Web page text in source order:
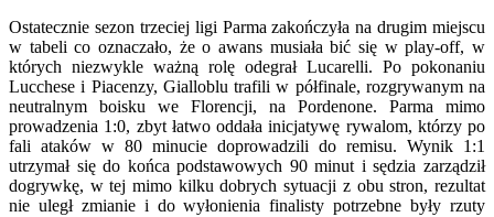
Ostatecznie sezon trzeciej ligi Parma zakończyła na drugim miejscu
w tabeli co oznaczało, że o awans musiała bić się w play-off, w
których niezwykle ważną rolę odegrał Lucarelli. Po pokonaniu
Lucchese i Piacenzy, Gialloblu trafili w półfinale, rozgrywanym na
neutralnym boisku we Florencji, na Pordenone. Parma mimo
prowadzenia 1:0, zbyt łatwo oddała inicjatywę rywalom, którzy po
fali ataków w 80 minucie doprowadzili do remisu. Wynik 1:1
utrzymał się do końca podstawowych 90 minut i sędzia zarządził
dogrywkę, w tej mimo kilku dobrych sytuacji z obu stron, rezultat
nie uległ zmianie i do wyłonienia finalisty potrzebne były rzuty